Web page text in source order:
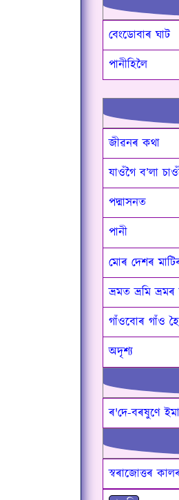
বেংডোবাৰ ঘাট
পানীহিলৈ
জীৱনৰ কথা
যাওঁগৈ ব’লা
পদ্মাসনত
পানী
মোৰ দেশৰ
ভ্ৰমত ভ্ৰমি ভ্ৰমৰ
গাঁওবোৰ গাঁও
অদৃশ্য
ৰ'দে-বৰষুণে
স্বৰাজোত্তৰ